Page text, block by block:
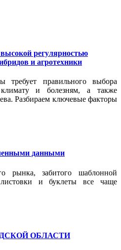
регулярностью
и агротехники
требует правильного выбора
и болезням, а также
Разбираем ключевые факторы
данными
рынка, забитого шаблонной
и буклеты все чаще
ОБЛАСТИ